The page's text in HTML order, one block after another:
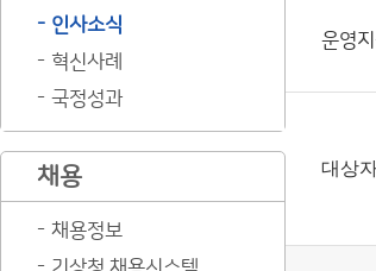
인사소식
혁신사례
국정성과
채용
채용정보
운영
대상